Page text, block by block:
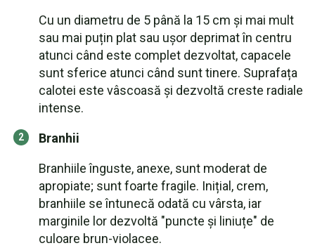
Cu un diametru de 5 până la 15 cm și mai mult
sau mai puțin plat sau ușor deprimat în centru
atunci când este complet dezvoltat, capacele
sunt sferice atunci când sunt tinere. Suprafața
calotei este vâscoasă și dezvoltă creste radiale
intense.
Branhii
Branhiile înguste, anexe, sunt moderat de
apropiate; sunt foarte fragile. Inițial, crem,
branhiile se întunecă odată cu vârsta, iar
marginile lor dezvoltă "puncte și liniuțe" de
culoare brun-violacee.